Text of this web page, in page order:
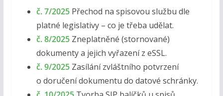
č. 7/2025Přechod na spisovou službu dle
platné legislativy – co je třeba udělat.
č. 8/2025Zneplatněné (stornované)
dokumenty a jejich vyřazení z eSSL.
č. 9/2025Zasílání zvláštního potvrzení
o doručení dokumentu do datové schránky.